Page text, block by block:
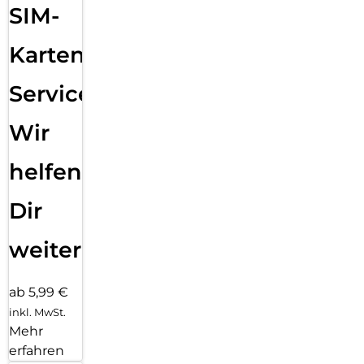
SIM-
Karten
Service:
Wir
helfen
Dir
weiter
ab 5,99 €
inkl. MwSt.
Mehr
erfahren